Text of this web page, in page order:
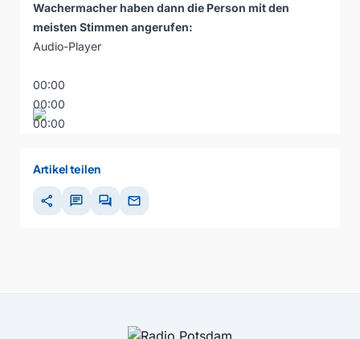
Wachermacher haben dann die Person mit den
meisten Stimmen angerufen:
Audio-Player
00:00
00:00
00:00
Artikel teilen
share chat forum mail